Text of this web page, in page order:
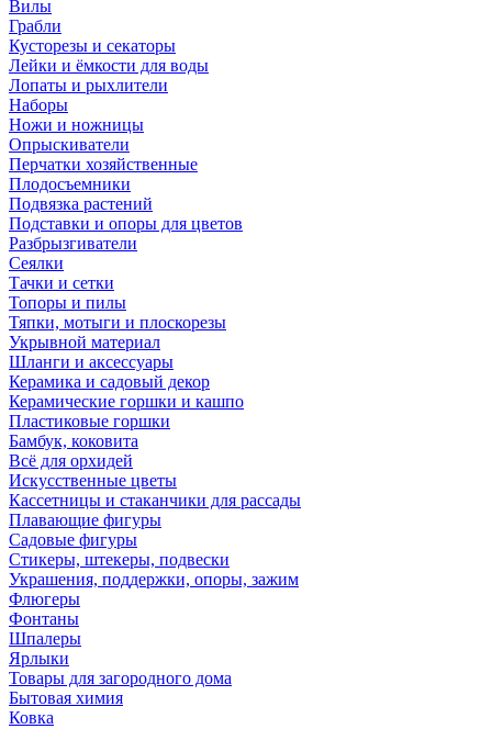
Вилы
Грабли
Кусторезы и секаторы
Лейки и ёмкости для воды
Лопаты и рыхлители
Наборы
Ножи и ножницы
Опрыскиватели
Перчатки хозяйственные
Плодосъемники
Подвязка растений
Подставки и опоры для цветов
Разбрызгиватели
Сеялки
Тачки и сетки
Топоры и пилы
Тяпки, мотыги и плоскорезы
Укрывной материал
Шланги и аксессуары
Керамика и садовый декор
Керамические горшки и кашпо
Пластиковые горшки
Бамбук, коковита
Всё для орхидей
Искусственные цветы
Кассетницы и стаканчики для рассады
Плавающие фигуры
Садовые фигуры
Стикеры, штекеры, подвески
Украшения, поддержки, опоры, зажим
Флюгеры
Фонтаны
Шпалеры
Ярлыки
Товары для загородного дома
Бытовая химия
Ковка